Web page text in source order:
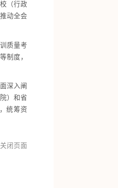
（行政
动全会
质量考
制度，
深入阐
）和省
统筹资
关闭页面